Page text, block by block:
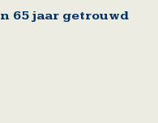
65 jaar getrouwd